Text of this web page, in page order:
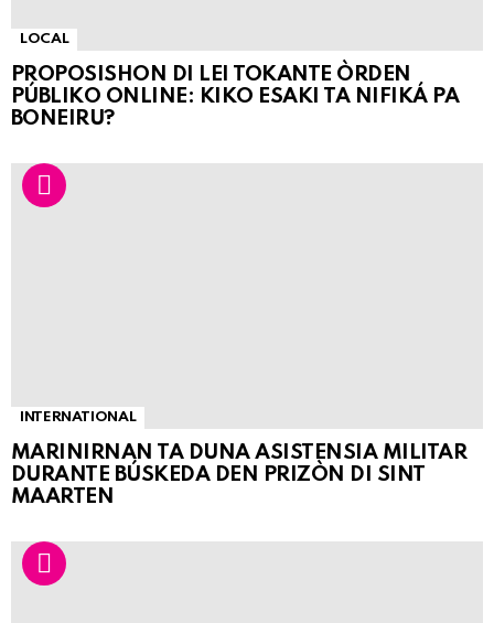
LOCAL
PROPOSISHON DI LEI TOKANTE ÒRDEN
PÚBLIKO ONLINE: KIKO ESAKI TA NIFIKÁ PA
BONEIRU?
INTERNATIONAL
MARINIRNAN TA DUNA ASISTENSIA MILITAR
DURANTE BÚSKEDA DEN PRIZÒN DI SINT
MAARTEN